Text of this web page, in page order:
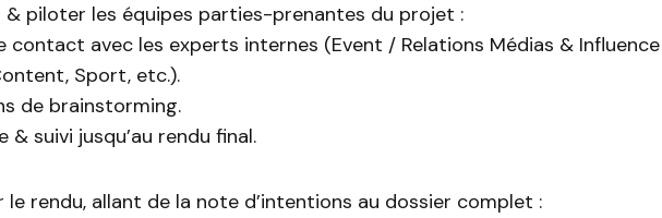
& piloter les équipes parties-prenantes du projet :
contact avec les experts internes (Event / Relations Médias & Influence
Sport, etc.).
de brainstorming.
& suivi jusqu’au rendu final.
le rendu, allant de la note d’intentions au dossier complet :